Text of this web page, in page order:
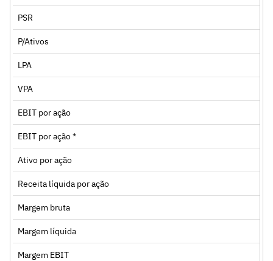
PSR
P/Ativos
LPA
VPA
EBIT por ação
EBIT por ação *
Ativo por ação
Receita líquida por ação
Margem bruta
Margem líquida
Margem EBIT